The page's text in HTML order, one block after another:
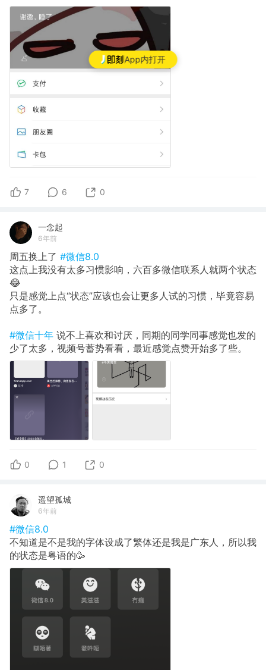
App内打开
7 6 0
一念起
6年前
周五换上了 #微信8.0
这点上我没有太多习惯影响，六百多微信联系人就两个状态
😂
只是感觉上点“状态”应该也会让更多人试的习惯，毕竟容易
点多了。
#微信十年 说不上喜欢和讨厌，同期的同学同事感觉也发的
少了太多，视频号蓄势看看，最近感觉点赞开始多了些。
0 1 0
遥望孤城
6年前
#微信8.0
不知道是不是我的字体设成了繁体还是我是广东人，所以我
的状态是粤语的🥳